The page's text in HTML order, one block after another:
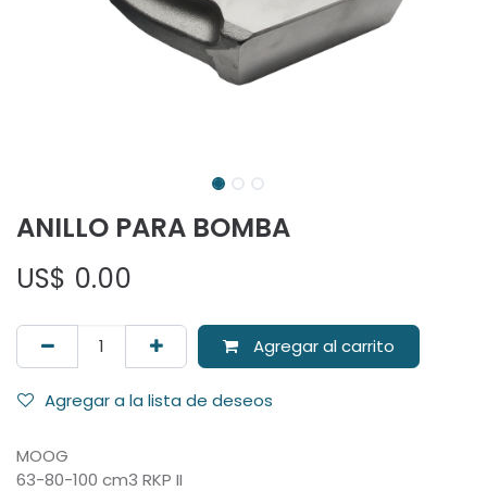
ANILLO PARA BOMBA
US$ 0.00
Agregar al carrito
Agregar a la lista de deseos
MOOG
63-80-100 cm3 RKP II